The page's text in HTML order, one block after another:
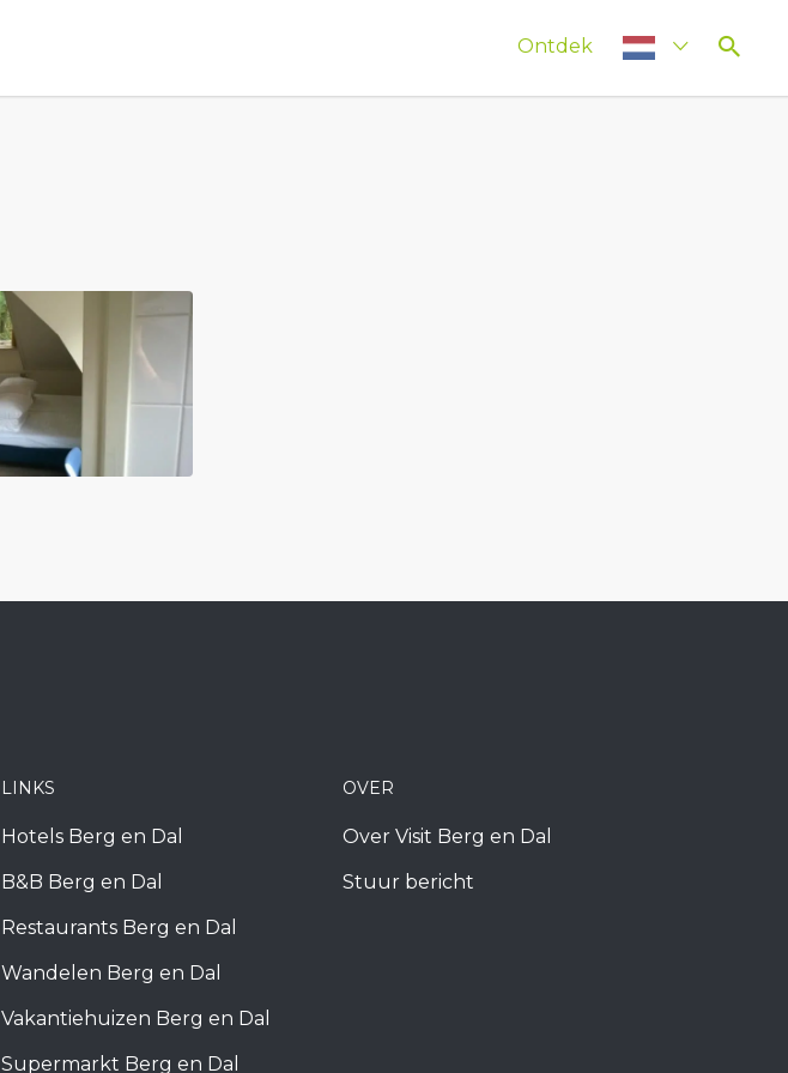
Ontdek
LINKS
Hotels Berg en Dal
B&B Berg en Dal
Restaurants Berg en Dal
Wandelen Berg en Dal
Vakantiehuizen Berg en Dal
Supermarkt Berg en Dal
OVER
Over Visit Berg en Dal
Stuur bericht